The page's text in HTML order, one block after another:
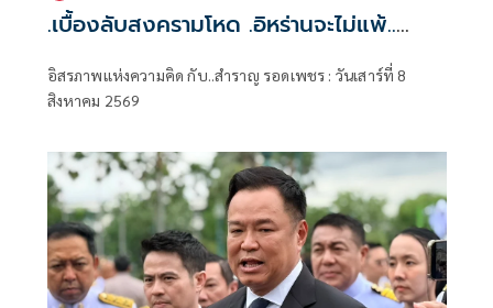
.เบื้องลับสงครามโหด .อิหร่านจะไม่แพ้..
อิสรภาพแห่งความคิด กับ..สำราญ รอด
อิสรภาพแห่งความคิด กับ..สำราญ รอดเพชร : วันเสาร์ที่ 8
สิงหาคม 2569